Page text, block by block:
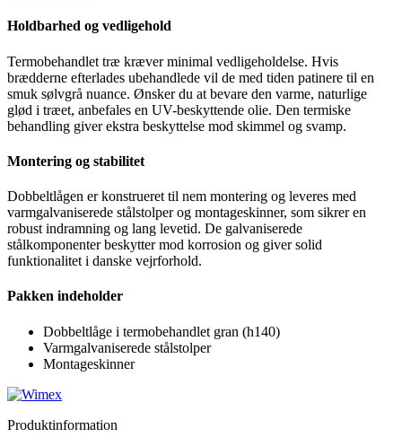
Holdbarhed og vedligehold
Termobehandlet træ kræver minimal vedligeholdelse. Hvis
brædderne efterlades ubehandlede vil de med tiden patinere til en
smuk sølvgrå nuance. Ønsker du at bevare den varme, naturlige
glød i træet, anbefales en UV-beskyttende olie. Den termiske
behandling giver ekstra beskyttelse mod skimmel og svamp.
Montering og stabilitet
Dobbeltlågen er konstrueret til nem montering og leveres med
varmgalvaniserede stålstolper og montageskinner, som sikrer en
robust indramning og lang levetid. De galvaniserede
stålkomponenter beskytter mod korrosion og giver solid
funktionalitet i danske vejrforhold.
Pakken indeholder
Dobbeltlåge i termobehandlet gran (h140)
Varmgalvaniserede stålstolper
Montageskinner
Produktinformation